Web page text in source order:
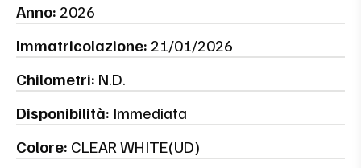
Anno: 2026
Immatricolazione: 21/01/2026
Chilometri: N.D.
Disponibilità: Immediata
Colore: CLEAR WHITE(UD)